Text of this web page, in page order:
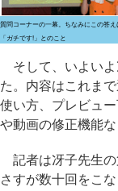
質問コーナーの一幕。ちなみにこの答え
「ガチです!」とのこと
そして、いよいよ
た。内容はこれま
使い方、プレビュ
や動画の修正機能な
記者は冴子先生の
さすが数十回をこ